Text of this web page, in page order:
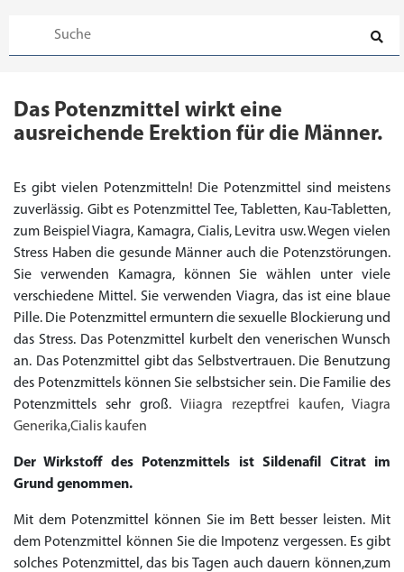
Das Potenzmittel wirkt eine
ausreichende Erektion für die Männer.
Es gibt vielen Potenzmitteln! Die Potenzmittel sind meistens
zuverlässig. Gibt es Potenzmittel Tee, Tabletten, Kau-Tabletten,
zum Beispiel Viagra, Kamagra, Cialis, Levitra usw. Wegen vielen
Stress Haben die gesunde Männer auch die Potenzstörungen.
Sie verwenden Kamagra, können Sie wählen unter viele
verschiedene Mittel. Sie verwenden Viagra, das ist eine blaue
Pille. Die Potenzmittel ermuntern die sexuelle Blockierung und
das Stress. Das Potenzmittel kurbelt den venerischen Wunsch
an. Das Potenzmittel gibt das Selbstvertrauen. Die Benutzung
des Potenzmittels können Sie selbstsicher sein. Die Familie des
Potenzmittels sehr groß. Viiagra rezeptfrei kaufen,Viagra
Generika,Cialis kaufen
Der Wirkstoff des Potenzmittels ist Sildenafil Citrat im
Grund genommen.
Mit dem Potenzmittel können Sie im Bett besser leisten. Mit
dem Potenzmittel können Sie die Impotenz vergessen. Es gibt
solches Potenzmittel, das bis Tagen auch dauern können,zum